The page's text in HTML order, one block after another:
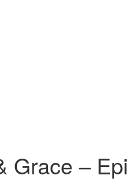
Grace –